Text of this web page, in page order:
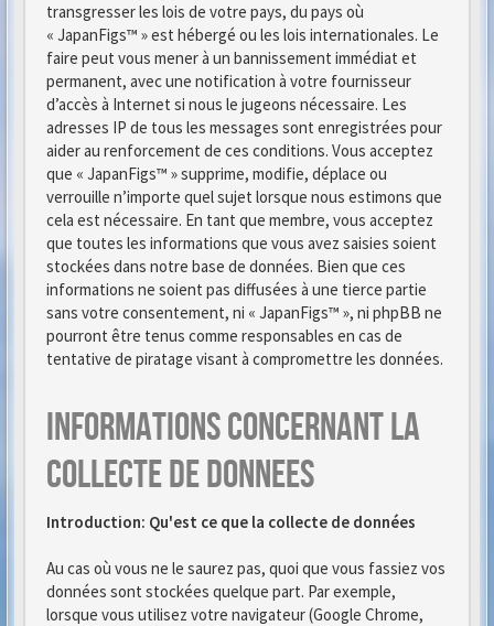
transgresser les lois de votre pays, du pays où
« JapanFigs™ » est hébergé ou les lois internationales. Le
faire peut vous mener à un bannissement immédiat et
permanent, avec une notification à votre fournisseur
d’accès à Internet si nous le jugeons nécessaire. Les
adresses IP de tous les messages sont enregistrées pour
aider au renforcement de ces conditions. Vous acceptez
que « JapanFigs™ » supprime, modifie, déplace ou
verrouille n’importe quel sujet lorsque nous estimons que
cela est nécessaire. En tant que membre, vous acceptez
que toutes les informations que vous avez saisies soient
stockées dans notre base de données. Bien que ces
informations ne soient pas diffusées à une tierce partie
sans votre consentement, ni « JapanFigs™ », ni phpBB ne
pourront être tenus comme responsables en cas de
tentative de piratage visant à compromettre les données.
Informations concernant la
collecte de donnees
Introduction: Qu'est ce que la collecte de données
Au cas où vous ne le saurez pas, quoi que vous fassiez vos
données sont stockées quelque part. Par exemple,
lorsque vous utilisez votre navigateur (Google Chrome,